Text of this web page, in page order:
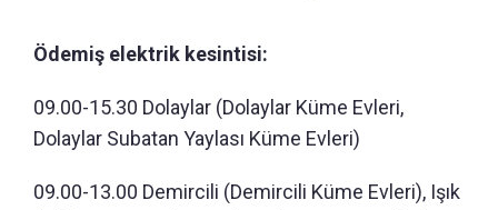
Ödemiş elektrik kesintisi:
09.00-15.30 Dolaylar (Dolaylar Küme Evleri,
Dolaylar Subatan Yaylası Küme Evleri)
09.00-13.00 Demircili (Demircili Küme Evleri), Işık